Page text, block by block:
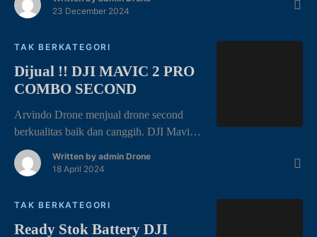
barangnya awet dan bermanfaat ya. DJI
drone kamera yang ringkas dan sangat
menampilkan masa pakai baterai yang
lebih lama, video 4K […]
23 December 2024
TAK BERKATEGORI
Dijual !! DJI MAVIC 2 PRO
COMBO SECOND
Arvindo Drone menjual drone second
berkualitas baik dan canggih. DJI Mavic
2 Pro Combo, yang sudah dilengkapi
remote RC, terdapat battery tiga pcs,dan
kemanapun anda bawa. Lengkap DJI
Intelligent flight battery x3 -Mavic car
Written by admin Drone
18 April 2024
TAK BERKATEGORI
Ready Stok Battery DJI